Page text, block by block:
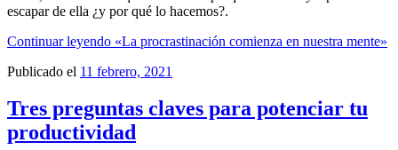
escapar de ella ¿y por qué lo hacemos?.
Continuar leyendo «La procrastinación comienza en nuestra mente»
Publicado el 11 febrero, 2021
Tres preguntas claves para potenciar tu
productividad